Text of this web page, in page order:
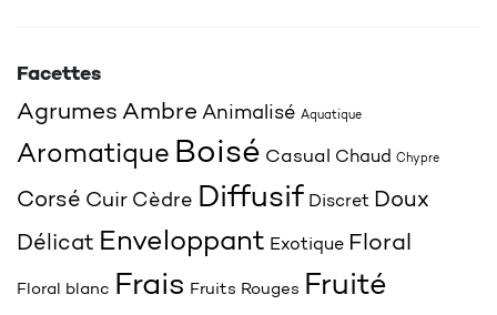
Facettes
Agrumes Ambre Animalisé Aquatique
Aromatique Boisé Casual Chaud Chypre
Corsé Cuir Cèdre Diffusif Discret Doux
Délicat Enveloppant Exotique Floral
Floral blanc Frais Fruits Rouges Fruité